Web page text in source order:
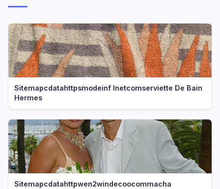
Sitemapcdatahttpsmodeinf Inetcomserviette De Bain
Hermes
Sitemapcdatahttpwen2windecoocommacha